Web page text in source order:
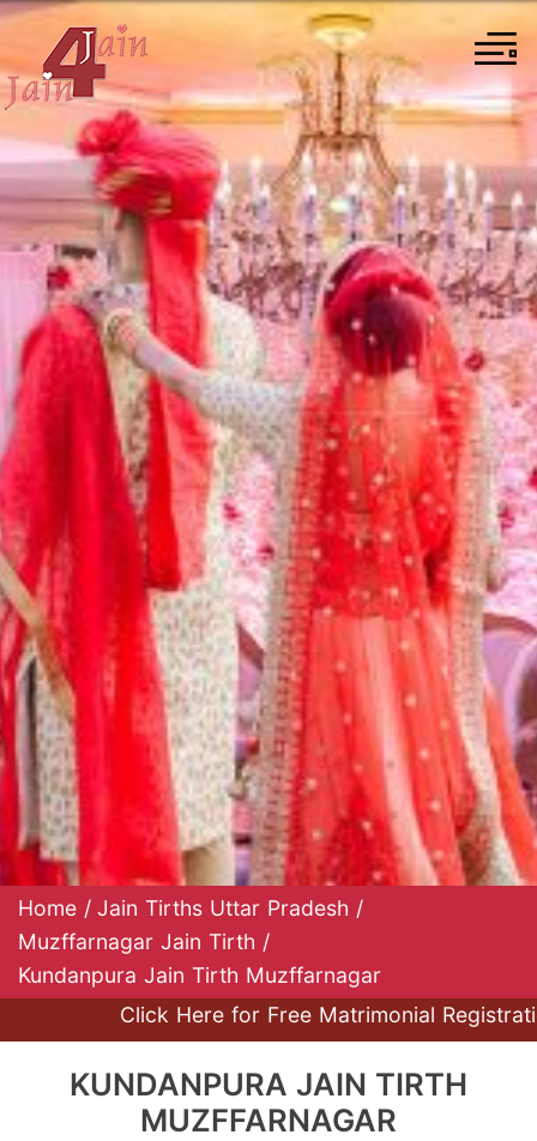
Home / Jain Tirths Uttar Pradesh /
Muzffarnagar Jain Tirth /
Kundanpura Jain Tirth Muzffarnagar
Click Here for Free Matrimonial
KUNDANPURA JAIN TIRTH
MUZFFARNAGAR